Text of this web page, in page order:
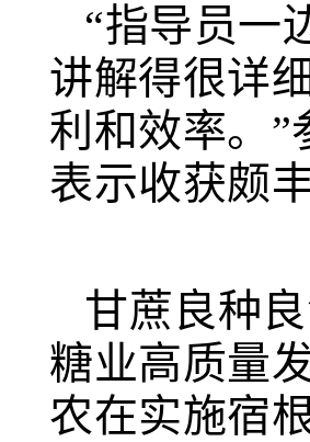
“指导员一
讲解得很详
利和效率。
表示收获颇丰
甘蔗良种
糖业高质量
农在实施宿